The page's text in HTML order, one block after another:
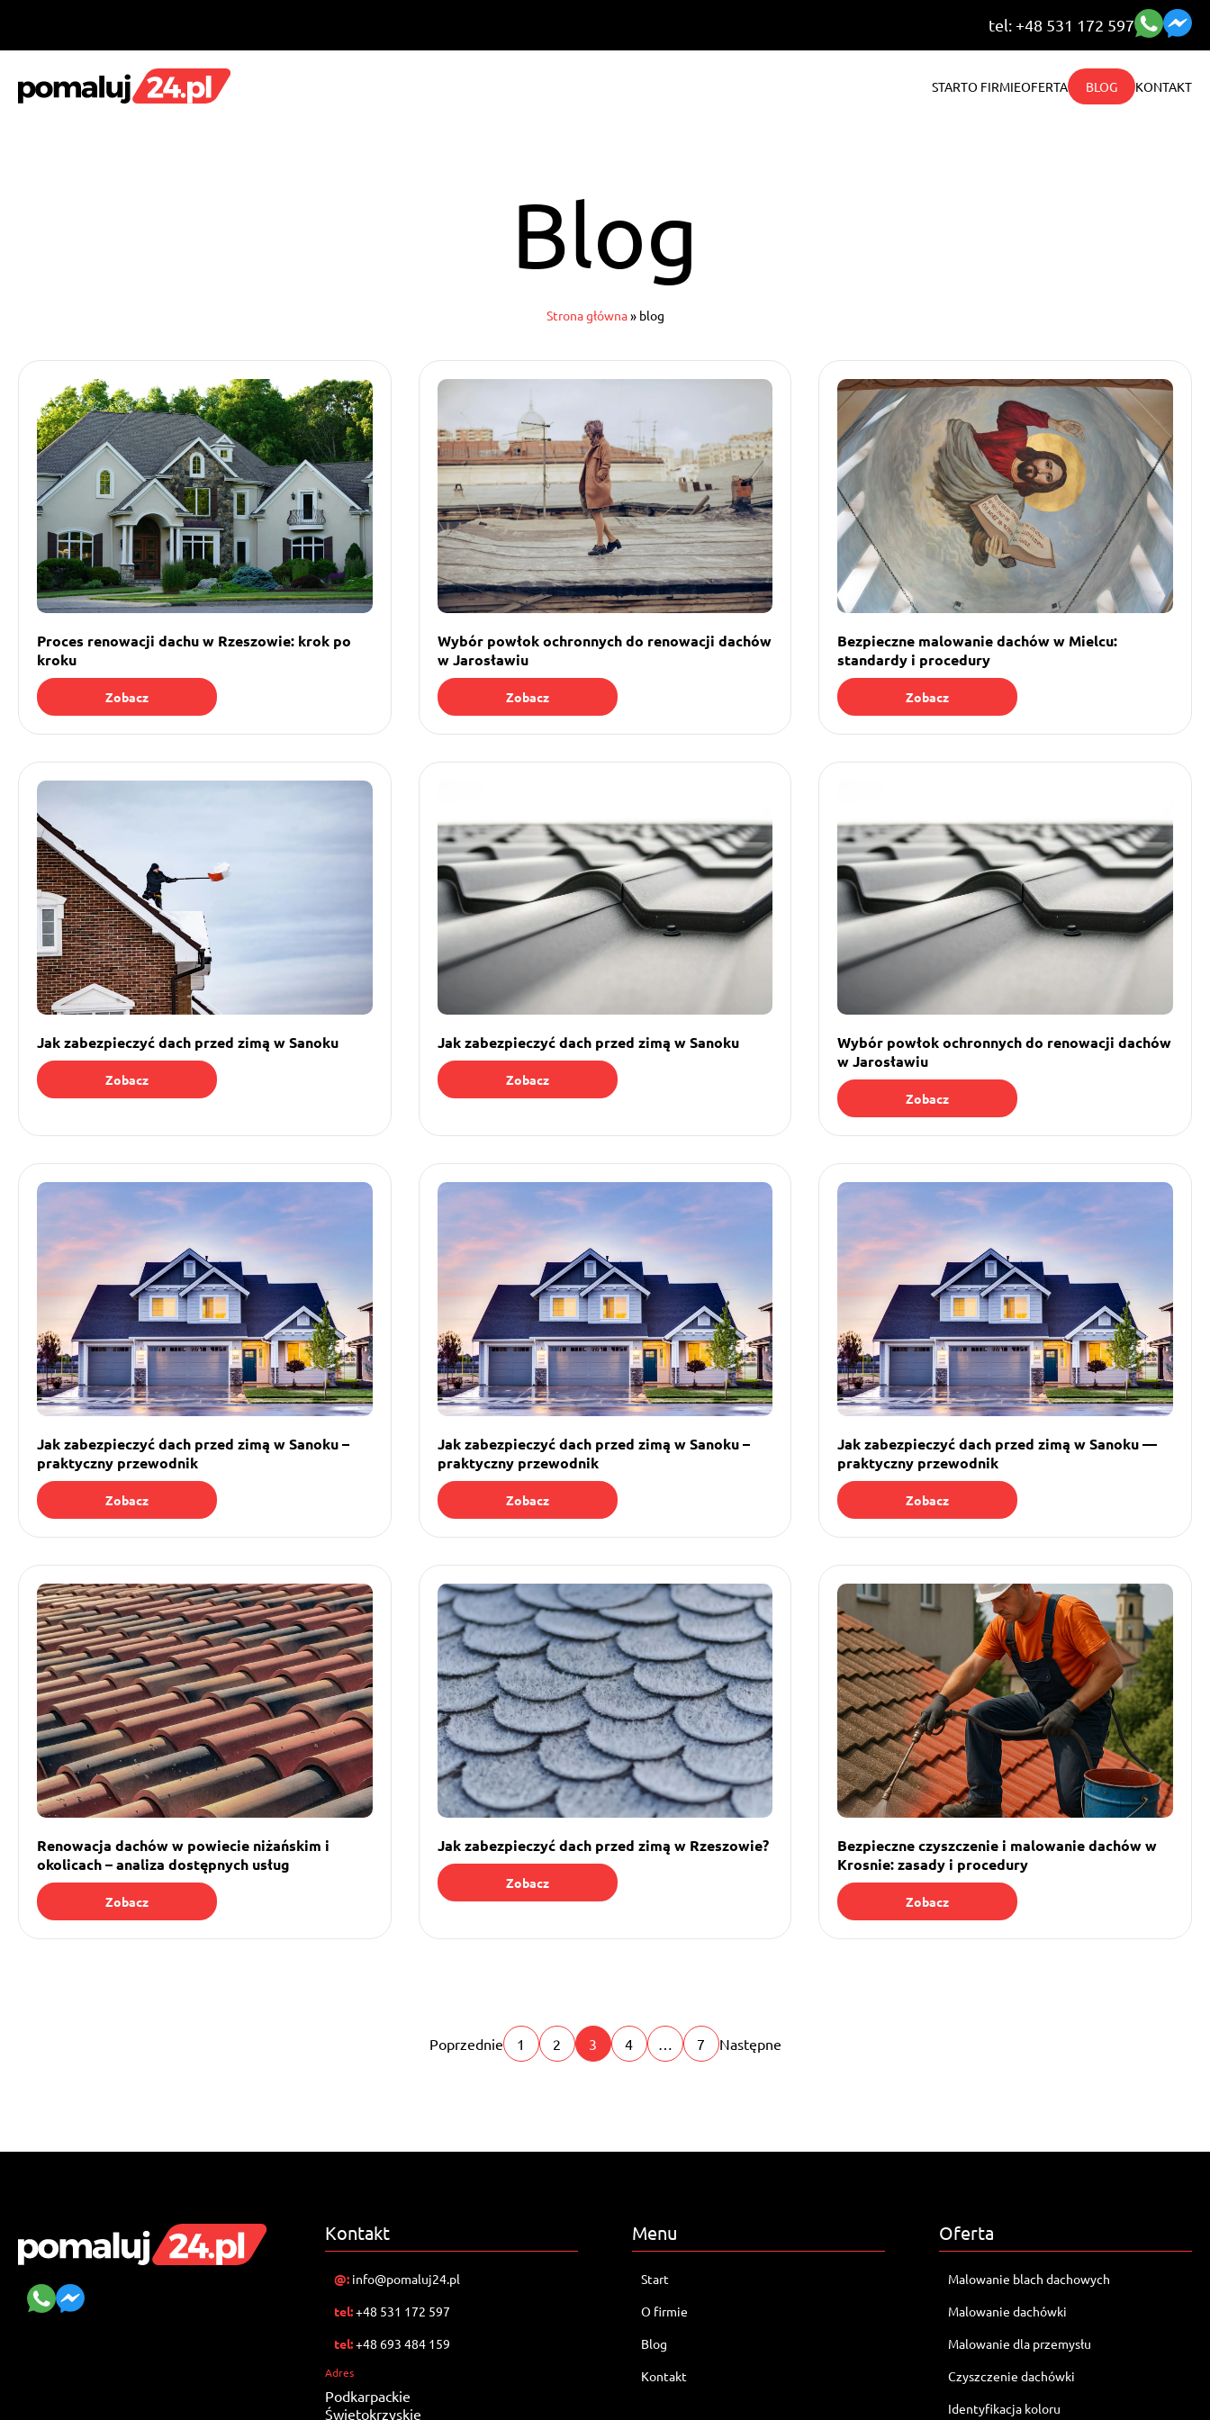
tel: +48 531 172 597
STARTO FIRMIEOFERTA BLOG KONTAKT
Blog
Strona główna» blog
Proces renowacji dachu w Rzeszowie: krok po
kroku
Zobacz
Wybór powłok ochronnych do renowacji dachów
w Jarosławiu
Zobacz
Bezpieczne malowanie dachów w Mielcu:
standardy i procedury
Zobacz
Jak zabezpieczyć dach przed zimą w Sanoku
Zobacz
Jak zabezpieczyć dach przed zimą w Sanoku
Zobacz
Wybór powłok ochronnych do renowacji dachów
w Jarosławiu
Zobacz
Jak zabezpieczyć dach przed zimą w Sanoku –
praktyczny przewodnik
Zobacz
Jak zabezpieczyć dach przed zimą w Sanoku –
praktyczny przewodnik
Zobacz
Jak zabezpieczyć dach przed zimą w Sanoku —
praktyczny przewodnik
Zobacz
Renowacja dachów w powiecie niżańskim i
okolicach – analiza dostępnych usług
Zobacz
Jak zabezpieczyć dach przed zimą w Rzeszowie?
Zobacz
Bezpieczne czyszczenie i malowanie dachów w
Krosnie: zasady i procedury
Zobacz
Poprzednie 1 2 3 4 … 7 Następne
Kontakt
@: info@pomaluj24.pl
tel:+48 531 172 597
tel:+48 693 484 159
Adres
Podkarpackie
Świętokrzyskie
Menu
Start
O firmie
Blog
Kontakt
Oferta
Malowanie blach dachowych
Malowanie dachówki
Malowanie dla przemysłu
Czyszczenie dachówki
Identyfikacja koloru